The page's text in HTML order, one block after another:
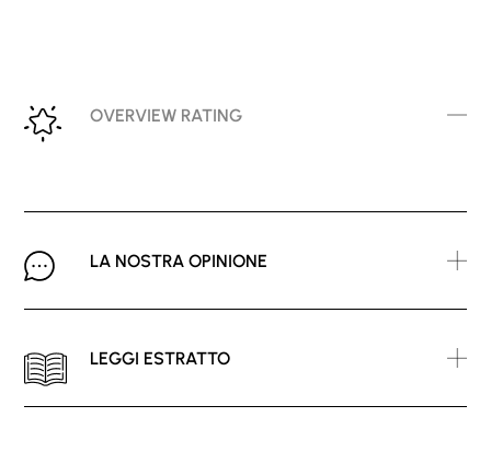
OVERVIEW RATING
LA NOSTRA OPINIONE
LEGGI ESTRATTO